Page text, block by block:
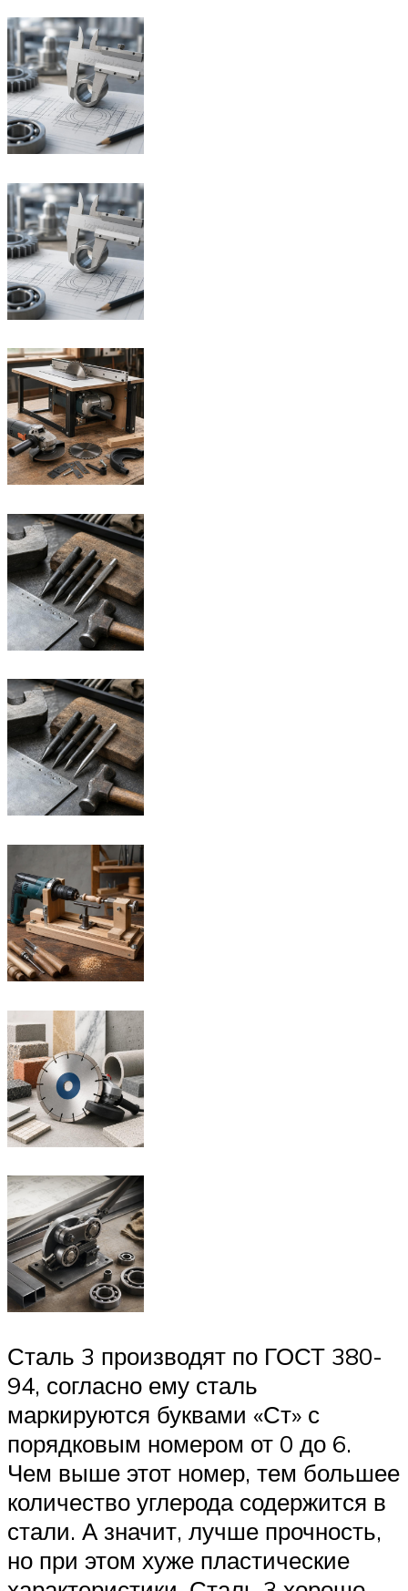
Сталь 3 производят по ГОСТ 380-
94, согласно ему сталь
маркируются буквами «Ст» с
порядковым номером от 0 до 6.
Чем выше этот номер, тем большее
количество углерода содержится в
стали. А значит, лучше прочность,
но при этом хуже пластические